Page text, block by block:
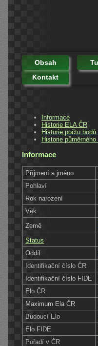
Obsah
Kontakt
Informace
Historie ELA ČR
Historie počtu
Historie
Informace
Příjmení a jméno
Pohlaví
Rok narození
Věk
Země
Status
Oddíl
Identifikační číslo ČR
Identifikační číslo FIDE
Elo ČR
Maximum Ela ČR
Budoucí Elo
Elo FIDE
Pořadí v ČR